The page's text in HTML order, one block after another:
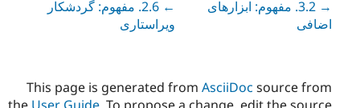
Next → 3.2. مفهوم: ابزارهای
اضافی
Previous← 2.6. مفهوم: گردشکار
ویراستاری
This page is generated from AsciiDoc source from